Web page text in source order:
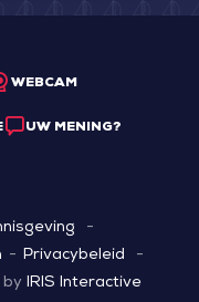
WEBCAM
UW MENING?
Privacybeleid
IRIS Interactive